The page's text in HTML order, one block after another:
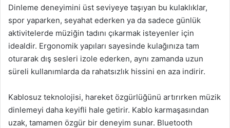
Dinleme deneyimini üst seviyeye taşıyan bu kulaklıklar,
spor yaparken, seyahat ederken ya da sadece günlük
aktivitelerde müziğin tadını çıkarmak isteyenler için
idealdir. Ergonomik yapıları sayesinde kulağınıza tam
oturarak dış sesleri izole ederken, aynı zamanda uzun
süreli kullanımlarda da rahatsızlık hissini en aza indirir.
Kablosuz teknolojisi, hareket özgürlüğünü artırırken müzik
dinlemeyi daha keyifli hale getirir. Kablo karmaşasından
uzak, tamamen özgür bir deneyim sunar. Bluetooth